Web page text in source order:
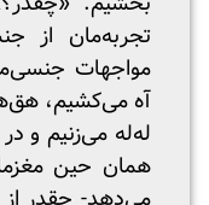
تجربه‌مان از
مواجهات
آه می‌کشیم،
له‌له می‌زنیم و
همان حین